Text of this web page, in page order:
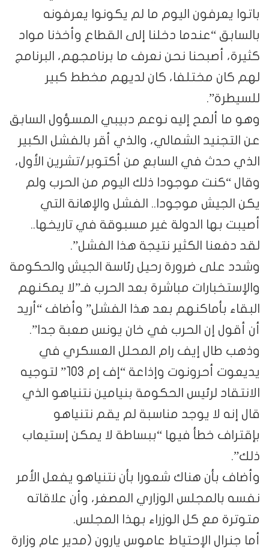
باتوا يعرفون اليوم ما لم يكونوا يعرفونه
بالسابق “عندما دخلنا إلى القطاع وأخذنا مواد
كثيرة، أصبحنا نحن نعرف ما برنامجهم، البرنامج
لهم كان مختلفا، كان لديهم مخطط كبير
للسيطرة”.
وهو ما ألمح إليه نوعم دبيبي المسؤول السابق
عن التجنيد الشمالي، والذي أقر بالفشل الكبير
الذي حدث في السابع من أكتوبر/تشرين الأول،
وقال “كنت موجودا ذلك اليوم من الحرب ولم
يكن الجيش موجودا.. الفشل والإهانة التي
أصيبت بها الدولة غير مسبوقة في تاريخها..
لقد دفعنا الكثير نتيجة هذا الفشل”.
وشدد على ضرورة رحيل رئاسة الجيش والحكومة
والإستخبارات مباشرة بعد الحرب فـ”لا يمكنهم
البقاء بأماكنهم بعد هذا الفشل” وأضاف “أريد
أن أقول إن الحرب في خان يونس صعبة جدا”.
وذهب طال إيف رام المحلل العسكري في
يديعوت أحرونوت وإذاعة “إف إم 103” لتوجيه
الانتقاد لرئيس الحكومة بنيامين نتنياهو الذي
قال إنه لا يوجد مناسبة لم يقم نتنياهو
بإقتراف خطأ فيها “ببساطة لا يمكن إستيعاب
ذلك”.
وأضاف بأن هناك شعورا بأن نتنياهو يفعل الأمر
نفسه بالمجلس الوزاري المصغر، وأن علاقاته
متوترة مع كل الوزراء بهذا المجلس.
أما جنرال الإحتياط عاموس يارون (مدير عام وزارة